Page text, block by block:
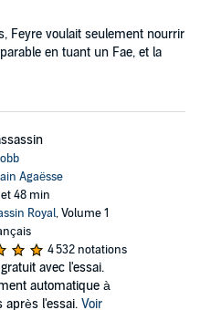
Feyre voulait seulement nourrir
en tuant un Fae, et la
Agaësse
et 48 min
Royal, Volume 1
4 532 notations
avec l'essai.
automatique à
après l'essai. Voir